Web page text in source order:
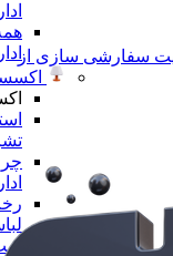
سفارشی سازی از